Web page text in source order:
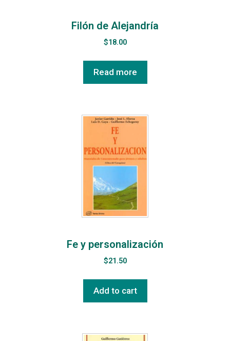
Filón de Alejandría
$18.00
Read more
Fe y personalización
$21.50
Add to cart